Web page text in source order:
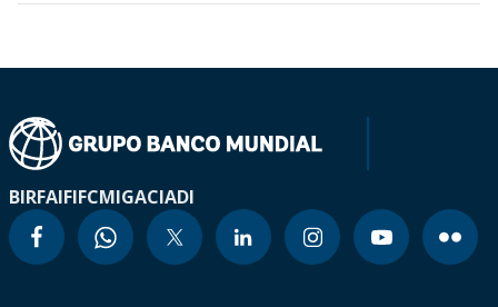
BIRFAIFIFCMIGACIADI